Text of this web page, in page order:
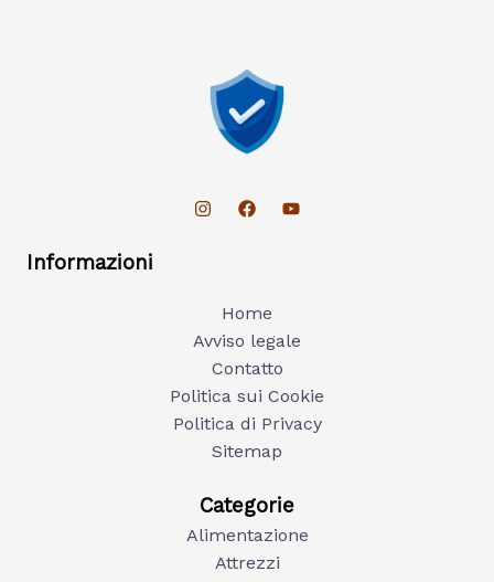
Informazioni
Home
Avviso legale
Contatto
Politica sui Cookie
Politica di Privacy
Sitemap
Categorie
Alimentazione
Attrezzi